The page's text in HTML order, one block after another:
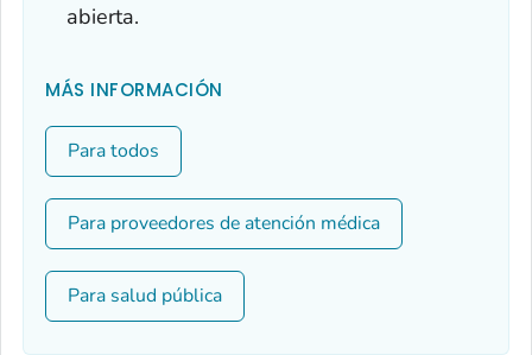
abierta.
MÁS INFORMACIÓN
Para todos
Para proveedores de atención médica
Para salud pública